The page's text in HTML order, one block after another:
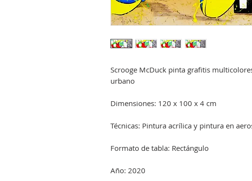
Scrooge McDuck pinta grafitis
urbano
Dimensiones: 120 x 100 x 4 cm
Técnicas: Pintura acrílica y pintura en
Formato de tabla: Rectángulo
Año: 2020